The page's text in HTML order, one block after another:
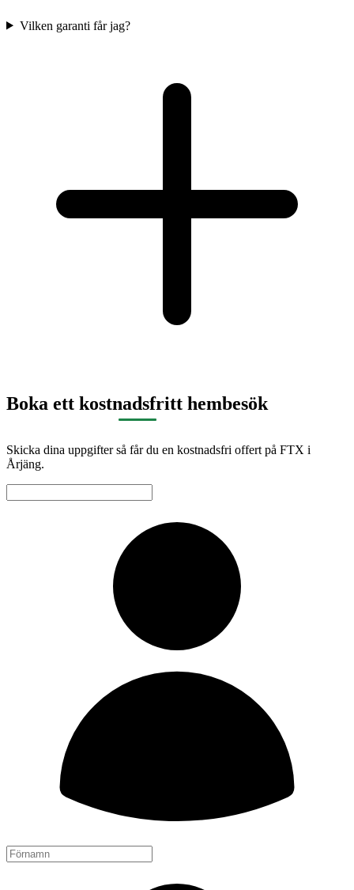
Vilken garanti får jag?
Boka ett kostnadsfritt hembesök
Skicka dina uppgifter så får du en kostnadsfri offert på FTX i
Årjäng.